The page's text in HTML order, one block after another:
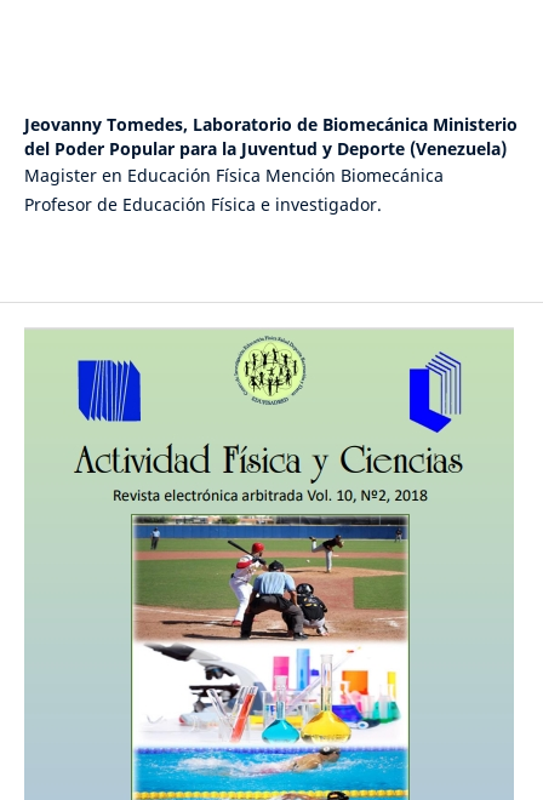
Jeovanny Tomedes, Laboratorio de Biomecánica Ministerio
del Poder Popular para la Juventud y Deporte (Venezuela)
Magister en Educación Física Mención Biomecánica
Profesor de Educación Física e investigador.